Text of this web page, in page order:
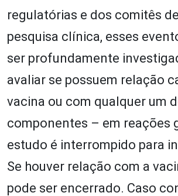
regulatórias e dos comitês
pesquisa clínica, esses
ser profundamente
avaliar se possuem relação
vacina ou com qualquer um
componentes – em reações
estudo é interrompido para
Se houver relação com a
pode ser encerrado. Caso